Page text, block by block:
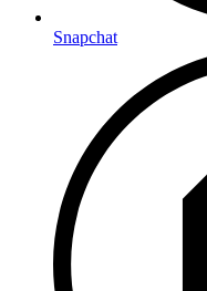
Snapchat